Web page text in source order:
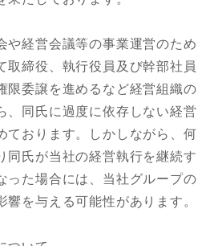
や経営会議等の事業運営のため
取締役、執行役員及び幹部社員
限委譲を進めるなど経営組織の
、同氏に過度に依存しない経営
ております。しかしながら、何
同氏が当社の経営執行を継続す
った場合には、当社グループの
響を与える可能性があります。